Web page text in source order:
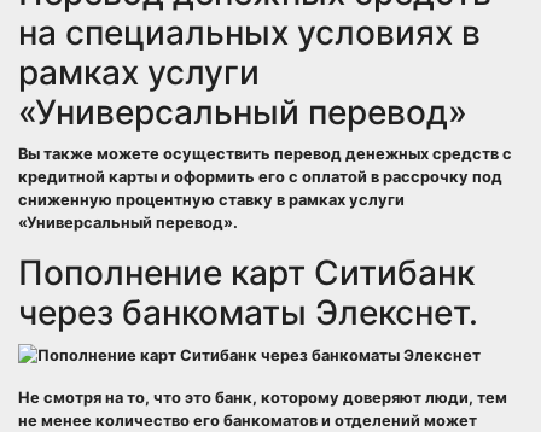
на специальных условиях в
рамках услуги
«Универсальный перевод»
Вы также можете осуществить перевод денежных средств с
кредитной карты и оформить его с оплатой в рассрочку под
сниженную процентную ставку в рамках услуги
«Универсальный перевод».
Пополнение карт Ситибанк
через банкоматы Элекснет.
Не смотря на то, что это банк, которому доверяют люди, тем
не менее количество его банкоматов и отделений может